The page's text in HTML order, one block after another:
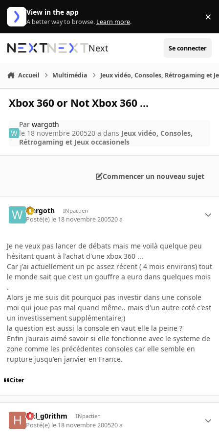
Aller au contenu
View in the app
A better way to browse. Learn more. ×
Next Se connecter
Accueil Multimédia Jeux vidéo, Consoles, Rétrogaming et
Xbox 360 or Not Xbox 360 ...
Parwargoth
le 18 novembre 200520 a dans Jeux vidéo, Consoles,
Rétrogaming et Jeux occasionels
Commencer un nouveau sujet
wargoth INpactien
Posté(e) le 18 novembre 200520 a
Je ne veux pas lancer de débats mais me voilà quelque peu
hésitant quant à l'achat d'une xbox 360 ...
Car j'ai actuellement un pc assez récent ( 4 mois environs) tout
le monde sait que c'est un gouffre a euro dans quelques mois
.
Alors je me suis dit pourquoi pas investir dans une console
moi qui joue pas mal quand même.. mais d'un autre coté c'est
un investissement supplémentaire;)
la question est aussi la console en vaut elle la peine ?
Enfin j'aurais aimé savoir si elle fonctionne avec le systeme de
zone comme les précédentes consoles car elle semble en
rupture jusqu'en janvier en France.
Citer
Hal_g0rithm INpactien
Posté(e) le 18 novembre 200520 a